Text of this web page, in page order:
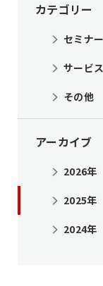
カテゴリー
セミナ
サービス
その他
アーカイブ
2026年
2025年
2024年